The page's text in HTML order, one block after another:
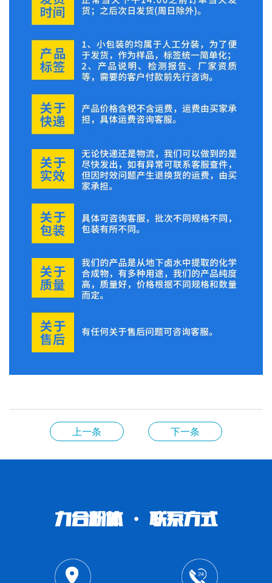
上一条 下一条
力合粉体 · 联系方式